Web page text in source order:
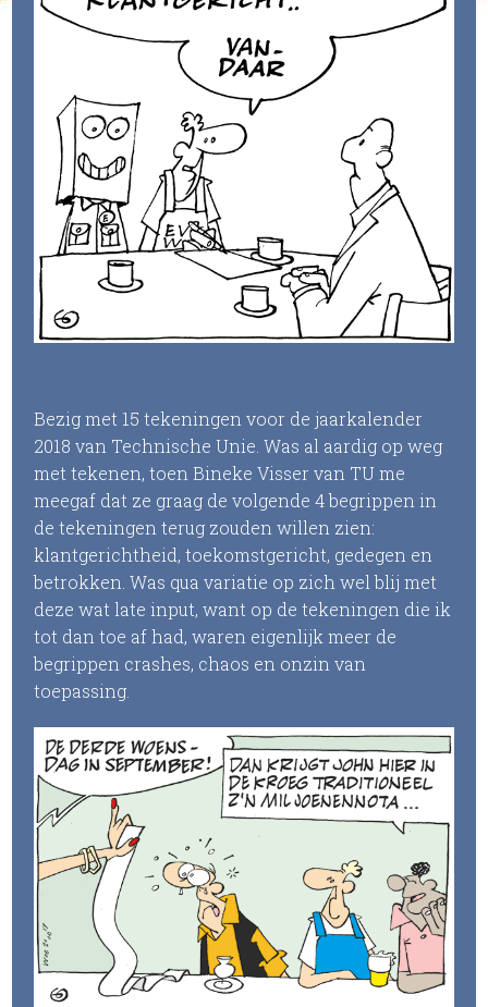
Bezig met 15 tekeningen voor de jaarkalender
2018 van Technische Unie. Was al aardig op weg
met tekenen, toen Bineke Visser van TU me
meegaf dat ze graag de volgende 4 begrippen in
de tekeningen terug zouden willen zien:
klantgerichtheid, toekomstgericht, gedegen en
betrokken. Was qua variatie op zich wel blij met
deze wat late input, want op de tekeningen die ik
tot dan toe af had, waren eigenlijk meer de
begrippen crashes, chaos en onzin van
toepassing.